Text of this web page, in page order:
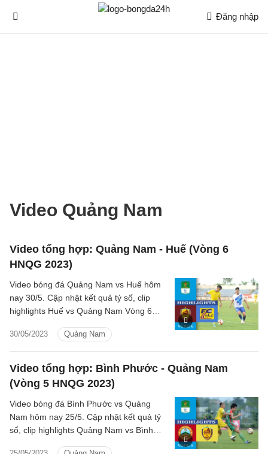
Đăng nhập
Video Quảng Nam
Video tổng hợp: Quảng Nam - Huế (Vòng 6
HNQG 2023)
30/05/2023 Quảng Nam
Video bóng đá Quảng Nam vs Huế hôm
nay 30/5. Cập nhật kết quả tỷ số, clip
highlights Huế vs Quảng Nam Vòng 6
Video tổng hợp: Bình Phước - Quảng Nam
(Vòng 5 HNQG 2023)
Video bóng đá Bình Phước vs Quảng
Nam hôm nay 25/5. Cập nhật kết quả tỷ
số, clip highlights Quảng Nam vs Bình